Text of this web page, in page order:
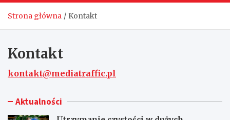
Strona główna Kontakt
Kontakt
kontakt@mediatraffic.pl
Aktualności